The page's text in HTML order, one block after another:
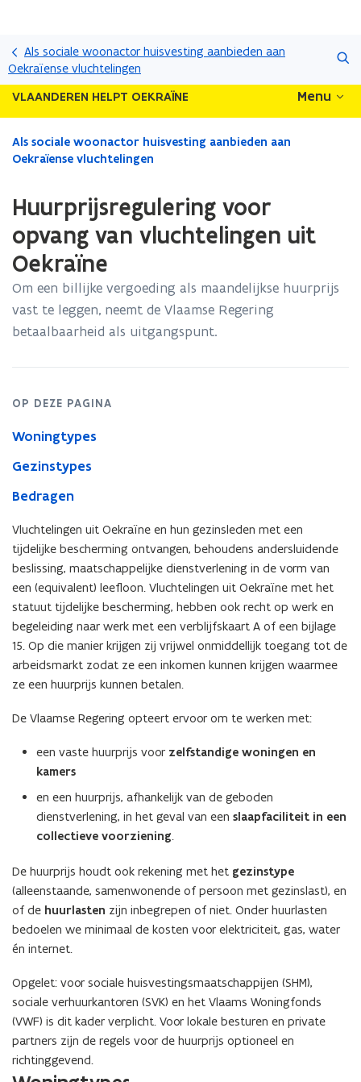
en
de
gaan
Als sociale woonactor huisvesting aanbieden aan
Oekraïense vluchtelingen
Zoeken
VLAANDEREN HELPT OEKRAÏNE Menu
Gedaan
met
bevindt
op:
Huurprijsregulering
opvang
van
vluchtelingen
Als sociale woonactor huisvesting aanbieden aan
Oekraïense vluchtelingen
Huurprijsregulering voor
opvang van vluchtelingen uit
Oekraïne
Om een billijke vergoeding als maandelijkse huurprijs
vast te leggen, neemt de Vlaamse Regering
betaalbaarheid als uitgangspunt.
OP DEZE PAGINA
Woningtypes
Gezinstypes
Bedragen
Vluchtelingen uit Oekraïne en hun gezinsleden met een
tijdelijke bescherming ontvangen, behoudens andersluidende
beslissing, maatschappelijke dienstverlening in de vorm van
een (equivalent) leefloon. Vluchtelingen uit Oekraïne met het
statuut tijdelijke bescherming, hebben ook recht op werk en
begeleiding naar werk met een verblijfskaart A of een bijlage
15. Op die manier krijgen zij vrijwel onmiddellijk toegang tot de
arbeidsmarkt zodat ze een inkomen kunnen krijgen waarmee
ze een huurprijs kunnen betalen.
De Vlaamse Regering opteert ervoor om te werken met:
een vaste huurprijs voor zelfstandige woningen en
kamers
en een huurprijs, afhankelijk van de geboden
dienstverlening, in het geval van een slaapfaciliteit in een
collectieve voorziening.
De huurprijs houdt ook rekening met het gezinstype
(alleenstaande, samenwonende of persoon met gezinslast), en
of de huurlasten zijn inbegrepen of niet. Onder huurlasten
bedoelen we minimaal de kosten voor elektriciteit, gas, water
én internet.
Opgelet: voor sociale huisvestingsmaatschappijen (SHM),
sociale verhuurkantoren (SVK) en het Vlaams Woningfonds
(VWF) is dit kader verplicht. Voor lokale besturen en private
partners zijn de regels voor de huurprijs optioneel en
richtinggevend.